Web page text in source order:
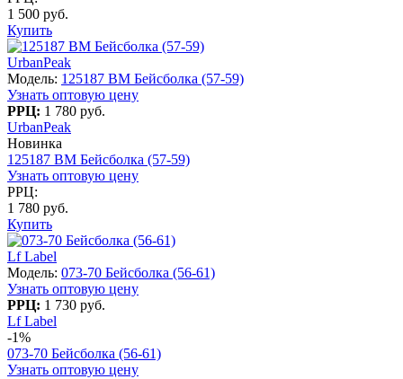
1 500 руб.
Купить
UrbanPeak
Модель: 125187 BM Бейсболка (57-59)
Узнать оптовую цену
РРЦ: 1 780 руб.
UrbanPeak
Новинка
125187 BM Бейсболка (57-59)
Узнать оптовую цену
РРЦ:
1 780 руб.
Купить
Lf Label
Модель: 073-70 Бейсболка (56-61)
Узнать оптовую цену
РРЦ: 1 730 руб.
Lf Label
-1%
073-70 Бейсболка (56-61)
Узнать оптовую цену